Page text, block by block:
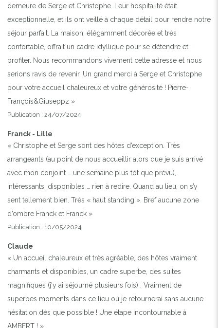
demeure de Serge et Christophe. Leur hospitalité était
exceptionnelle, et ils ont veillé à chaque détail pour rendre notre
séjour parfait. La maison, élégamment décorée et très
confortable, offrait un cadre idyllique pour se détendre et
profiter. Nous recommandons vivement cette adresse et nous
serions ravis de revenir. Un grand merci à Serge et Christophe
pour votre accueil chaleureux et votre générosité ! Pierre-
François&Giuseppz »
Publication : 24/07/2024
Franck - Lille
« Christophe et Serge sont des hôtes d’exception. Très
arrangeants (au point de nous accueillir alors que je suis arrivé
avec mon conjoint … une semaine plus tôt que prévu),
intéressants, disponibles … rien à redire. Quand au lieu, on s’y
sent tellement bien. Très « haut standing ». Bref aucune zone
d’ombre Franck et Franck »
Publication : 10/05/2024
Claude
« Un accueil chaleureux et très agréable, des hôtes vraiment
charmants et disponibles, un cadre superbe, des suites
magnifiques (j'y ai séjourné plusieurs fois) . Vraiment de
superbes moments dans ce lieu où je retournerai sans aucune
hésitation dès que possible ! Une étape incontournable à
AMBERT ! »